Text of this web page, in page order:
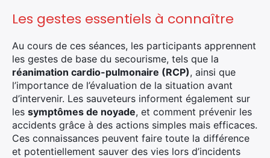
Les gestes essentiels à connaître
Au cours de ces séances, les participants apprennent
les gestes de base du secourisme, tels que la
réanimation cardio-pulmonaire (RCP), ainsi que
l’importance de l’évaluation de la situation avant
d’intervenir. Les sauveteurs informent également sur
les symptômes de noyade, et comment prévenir les
accidents grâce à des actions simples mais efficaces.
Ces connaissances peuvent faire toute la différence
et potentiellement sauver des vies lors d’incidents